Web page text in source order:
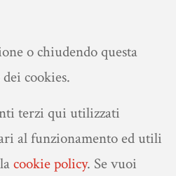
o chiudendo questa
cookies.
terzi qui utilizzati
al funzionamento ed utili
cookie policy. Se vuoi